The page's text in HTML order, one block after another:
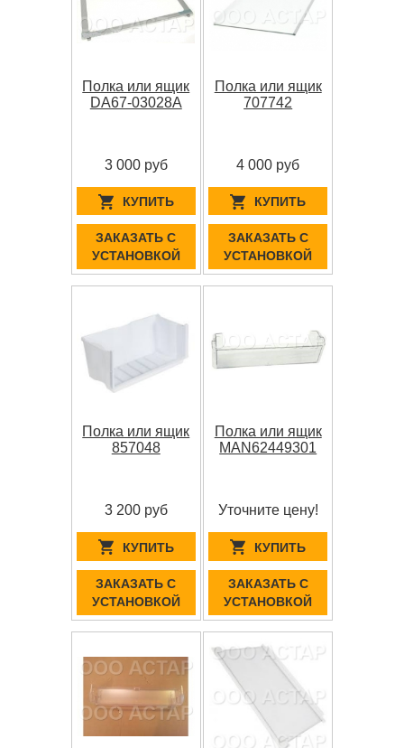
Полка или ящик
DA67-03028A
3 000 руб
КУПИТЬ
ЗАКАЗАТЬ С
УСТАНОВКОЙ
Полка или ящик
707742
4 000 руб
КУПИТЬ
ЗАКАЗАТЬ С
УСТАНОВКОЙ
Полка или ящик
857048
3 200 руб
КУПИТЬ
ЗАКАЗАТЬ С
УСТАНОВКОЙ
Полка или ящик
MAN62449301
Уточните цену!
КУПИТЬ
ЗАКАЗАТЬ С
УСТАНОВКОЙ